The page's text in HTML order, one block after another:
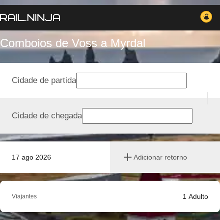
Comboios de Voss a Myrdal
17 ago 2026 Adicionar retorno
Cidade de partida
Cidade de chegada
Viajantes 1 Adulto